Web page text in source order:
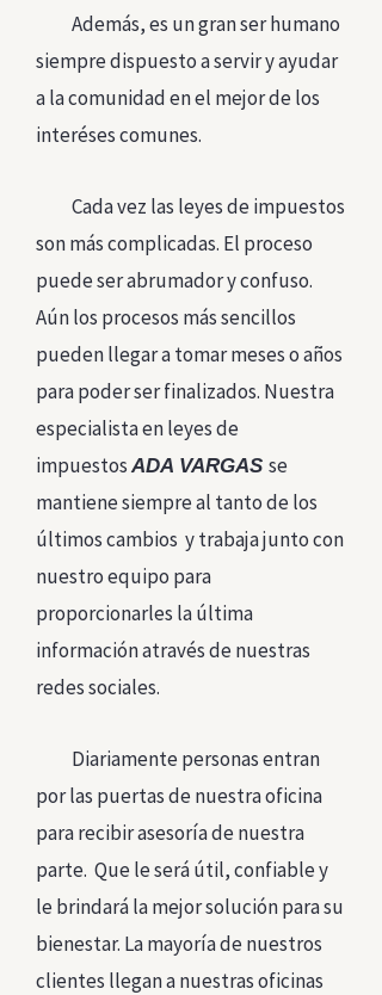
Además, es un gran ser humano
siempre dispuesto a servir y ayudar
a la comunidad en el mejor de los
interéses comunes.
Cada vez las leyes de impuestos
son más complicadas. El proceso
puede ser abrumador y confuso.
Aún los procesos más sencillos
pueden llegar a tomar meses o años
para poder ser finalizados. Nuestra
especialista en leyes de
impuestos ADA VARGAS se
mantiene siempre al tanto de los
últimos cambios y trabaja junto con
nuestro equipo para
proporcionarles la última
información através de nuestras
redes sociales.
Diariamente personas entran
por las puertas de nuestra oficina
para recibir asesoría de nuestra
parte. Que le será útil, confiable y
le brindará la mejor solución para su
bienestar. La mayoría de nuestros
clientes llegan a nuestras oficinas